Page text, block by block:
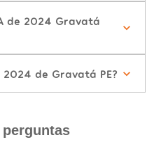
de 2024 Gravatá
2024 de Gravatá PE?